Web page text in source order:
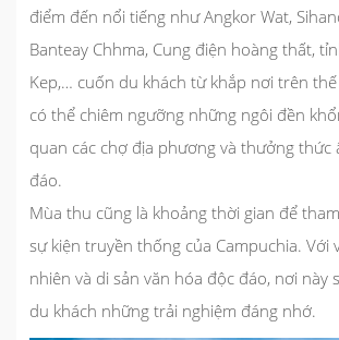
điểm đến nổi tiếng như Angkor Wat,
Banteay Chhma, Cung điện hoàng thất,
Kep,… cuốn du khách từ khắp nơi trên
có thể chiêm ngưỡng những ngôi đền
quan các chợ địa phương và thưởng thức
đáo.
Mùa thu cũng là khoảng thời gian để
sự kiện truyền thống của Campuchia. Với
nhiên và di sản văn hóa độc đáo, nơi này
du khách những trải nghiệm đáng nhớ.